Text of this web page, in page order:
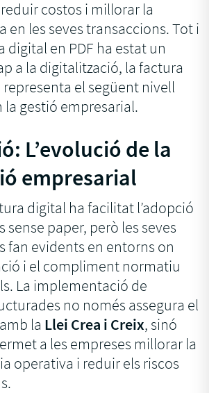
costos i millorar la
en les seves transaccions. Tot i
digital en PDF ha estat un
a la digitalització, la factura
el següent nivell
la gestió empresarial.
L’evolució de la
empresarial
digital ha facilitat l’adopció
sense paper, però les seves
fan evidents en entorns on
i el compliment normatiu
La implementació de
no només assegura el
la Llei Crea i Creix, sinó
a les empreses millorar la
operativa i reduir els riscos